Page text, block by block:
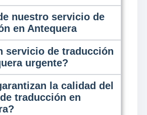
nuestro servicio de
en Antequera
servicio de traducción
urgente?
la calidad del
traducción en